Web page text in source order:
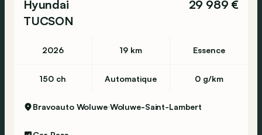
Hyundai
TUCSON
29 989 €
2026 19 km Essence
150 ch Automatique 0 g/km
Bravoauto Woluwe Woluwe-Saint-Lambert